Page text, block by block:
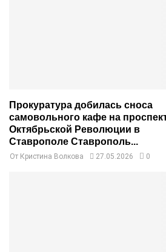
Прокуратура добилась сноса
самовольного кафе на
Октябрьской Революции в
Ставрополе Ставрополь...
От Кристина Волкова 27.05.2026 0